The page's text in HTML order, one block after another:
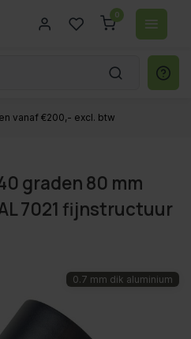
0
vanaf €200,- excl. btw
graden 80 mm
7021 fijnstructuur
0.7 mm dik aluminium